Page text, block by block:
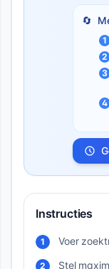
🔄
1
2
3
4
Instructies
1 Voer
2
Stel